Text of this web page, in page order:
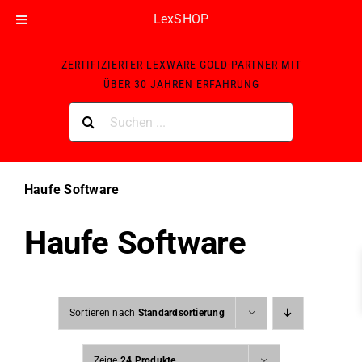
LexSHOP
ZERTIFIZIERTER LEXWARE GOLD-PARTNER MIT
ÜBER 30 JAHREN ERFAHRUNG
nach:
Haufe Software
Haufe Software
Sortieren nach Standardsortierung